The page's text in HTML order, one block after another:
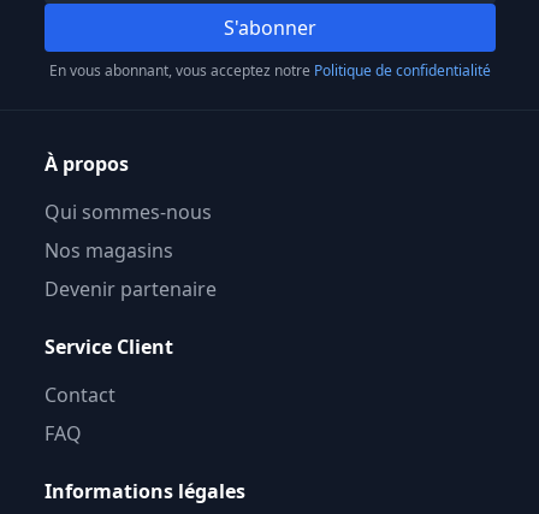
S'abonner
En vous abonnant, vous acceptez notre Politique de confidentialité
À propos
Qui sommes-nous
Nos magasins
Devenir partenaire
Service Client
Contact
FAQ
Informations légales